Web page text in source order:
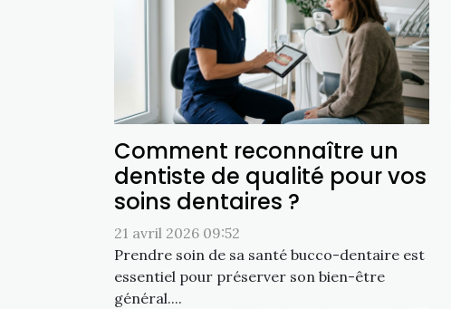
Comment reconnaître un
dentiste de qualité pour vos
soins dentaires ?
21 avril 2026 09:52
Prendre soin de sa santé bucco-dentaire est
essentiel pour préserver son bien-être
général....